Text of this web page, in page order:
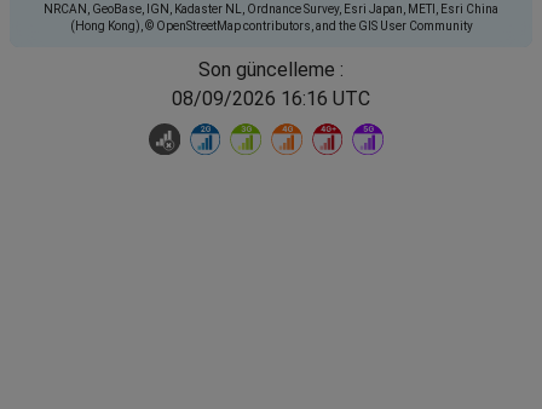
NRCAN, GeoBase, IGN, Kadaster NL, Ordnance Survey, Esri Japan, METI, Esri China
(Hong Kong), © OpenStreetMap contributors, and the GIS User Community
Son güncelleme :
08/09/2026 16:16 UTC